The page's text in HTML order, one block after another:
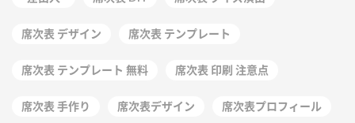
席次表 デザイン 席次表 テンプレート
席次表 テンプレート 無料 席次表 印刷 注意点
席次表 手作り 席次表デザイン 席次表プロフィール